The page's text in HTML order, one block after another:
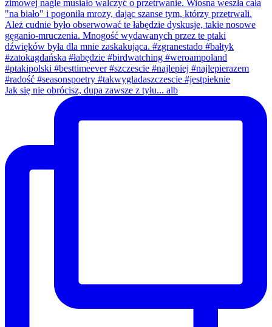
Jak się nie obrócisz, dupa zawsze z tyłu... alb